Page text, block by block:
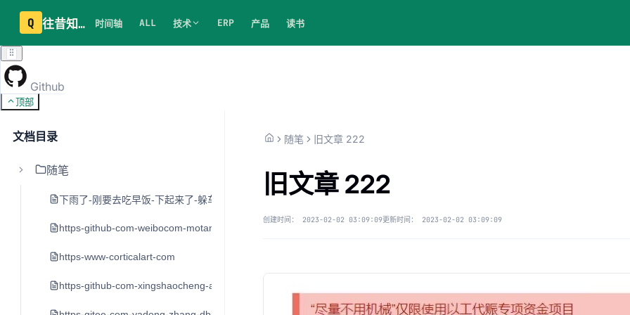
Q 往昔知识库 时间轴 ALL 技术 ERP 产品 读书
Github
顶部
文档目录
随笔
下雨了-刚要去吃早饭-下起来了-躲车里20分钟
https-github-com-weibocom-motan
https-www-corticalart-com
https-github-com-xingshaocheng-architect-awesome
随笔 旧文章 222
旧文章 222
创建时间： 2023-02-02 03:09:09更新时间： 2023-02-02 03:09:09